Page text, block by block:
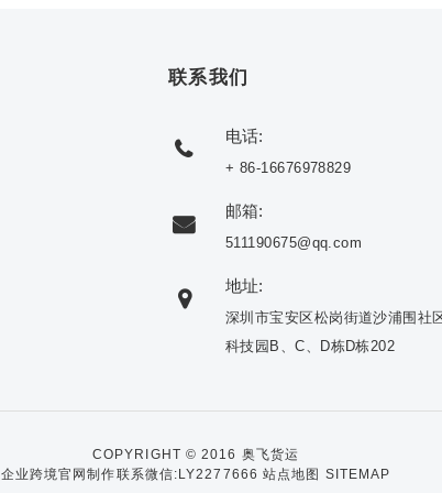
联系我们
电话:
+ 86-16676978829
邮箱:
511190675@qq.com
地址:
深圳市宝安区松岗街道沙浦围社
科技园B、C、D栋D栋202
COPYRIGHT © 2016 奥飞货运
企业跨境官网制作联系微信:LY2277666站点地图 SITEMAP